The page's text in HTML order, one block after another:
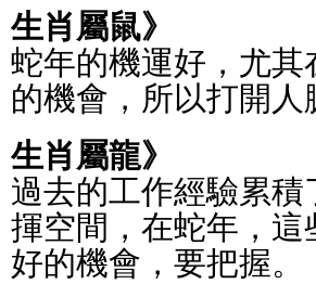
生肖屬鼠》
蛇年的機運好，尤
的機會，所以打開
生肖屬龍》
過去的工作經驗累
揮空間，在蛇年，
好的機會，要把握。